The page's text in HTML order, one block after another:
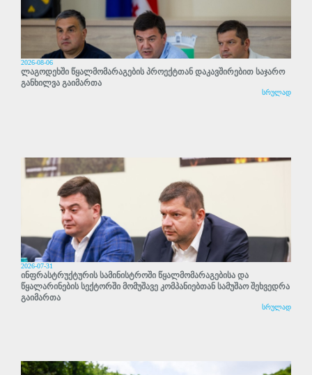
2026-08-06
ლაგოდეხში წყალმომარაგების პროექტთან დაკავშირებით საჯარო
განხილვა გაიმართა
სრულად
2026-07-31
ინფრასტრუქტურის სამინისტროში წყალმომარაგებისა და
წყალარინების სექტორში მომუშავე კომპანიებთან სამუშაო შეხვედრა
გაიმართა
სრულად